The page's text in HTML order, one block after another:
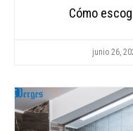
Cómo
junio 26,